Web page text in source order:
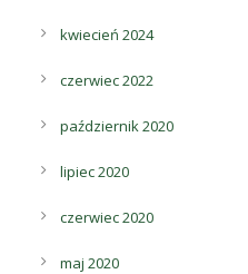
kwiecień 2024
czerwiec 2022
październik 2020
lipiec 2020
czerwiec 2020
maj 2020